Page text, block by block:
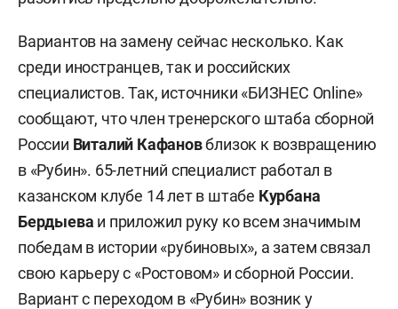
Вариантов на замену сейчас несколько. Как
среди иностранцев, так и российских
специалистов. Так, источники «БИЗНЕС Online»
сообщают, что член тренерского штаба сборной
России Виталий Кафановблизок к возвращению
в «Рубин». 65-летний специалист работал в
казанском клубе 14 лет в штабе Курбана
Бердыева и приложил руку ко всем значимым
победам в истории «рубиновых», а затем связал
свою карьеру с «Ростовом» и сборной России.
Вариант с переходом в «Рубин» возник у